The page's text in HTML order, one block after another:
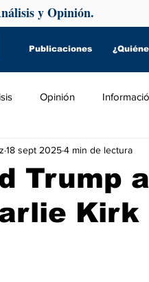
Publicaciones
y Opinión.
Opinión
Trump
Kirk
18 sept 20254 min de lectura